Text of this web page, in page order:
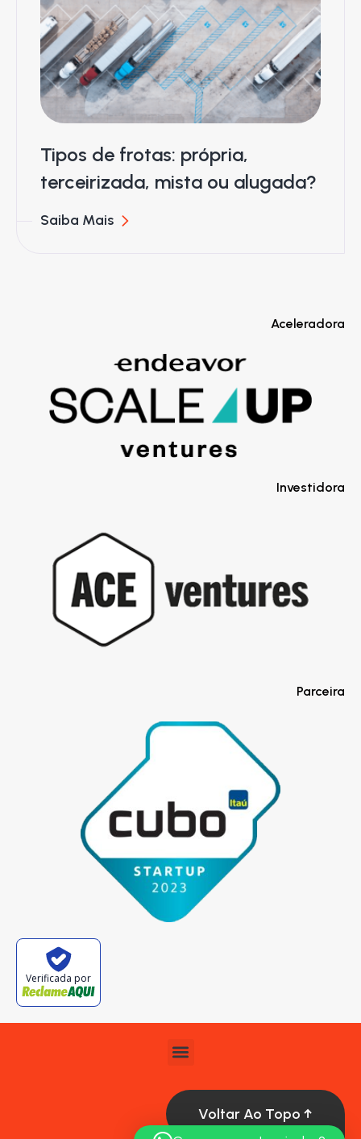
Tipos de frotas: própria,
terceirizada, mista ou alugada?
Saiba Mais
Aceleradora
Investidora
Parceira
Verificada por
Voltar Ao Topo ↑